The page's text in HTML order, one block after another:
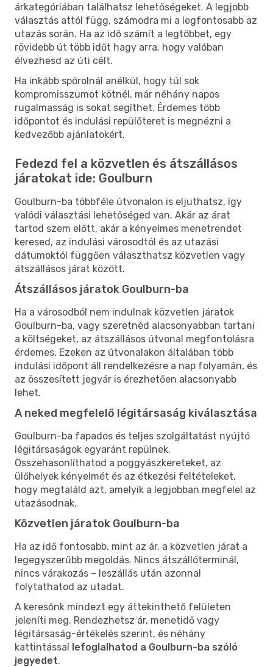
árkategóriában találhatsz lehetőségeket. A legjobb
választás attól függ, számodra mi a legfontosabb az
utazás során. Ha az idő számít a legtöbbet, egy
rövidebb út több időt hagy arra, hogy valóban
élvezhesd az úti célt.
Ha inkább spórolnál anélkül, hogy túl sok
kompromisszumot kötnél, már néhány napos
rugalmasság is sokat segíthet. Érdemes több
időpontot és indulási repülőteret is megnézni a
kedvezőbb ajánlatokért.
Fedezd fel a közvetlen és átszállásos
járatokat ide: Goulburn
Goulburn-ba többféle útvonalon is eljuthatsz, így
valódi választási lehetőséged van. Akár az árat
tartod szem előtt, akár a kényelmes menetrendet
keresed, az indulási városodtól és az utazási
dátumoktól függően választhatsz közvetlen vagy
átszállásos járat között.
Átszállásos járatok Goulburn-ba
Ha a városodból nem indulnak közvetlen járatok
Goulburn-ba, vagy szeretnéd alacsonyabban tartani
a költségeket, az átszállásos útvonal megfontolásra
érdemes. Ezeken az útvonalakon általában több
indulási időpont áll rendelkezésre a nap folyamán, és
az összesített jegyár is érezhetően alacsonyabb
lehet.
A neked megfelelő légitársaság kiválasztása
Goulburn-ba fapados és teljes szolgáltatást nyújtó
légitársaságok egyaránt repülnek.
Összehasonlíthatod a poggyászkereteket, az
ülőhelyek kényelmét és az étkezési feltételeket,
hogy megtaláld azt, amelyik a legjobban megfelel az
utazásodnak.
Közvetlen járatok Goulburn-ba
Ha az idő fontosabb, mint az ár, a közvetlen járat a
legegyszerűbb megoldás. Nincs átszállóterminál,
nincs várakozás – leszállás után azonnal
folytathatod az utadat.
A keresőnk mindezt egy áttekinthető felületen
jeleníti meg. Rendezhetsz ár, menetidő vagy
légitársaság-értékelés szerint, és néhány
kattintással lefoglalhatod a Goulburn-ba szóló
jegyedet.